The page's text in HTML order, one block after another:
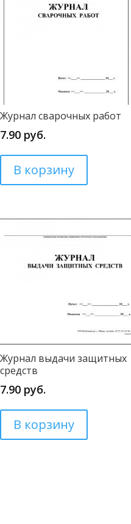
Журнал сварочных работ
7.90 руб.
В корзину
Журнал выдачи защитных
средств
7.90 руб.
В корзину